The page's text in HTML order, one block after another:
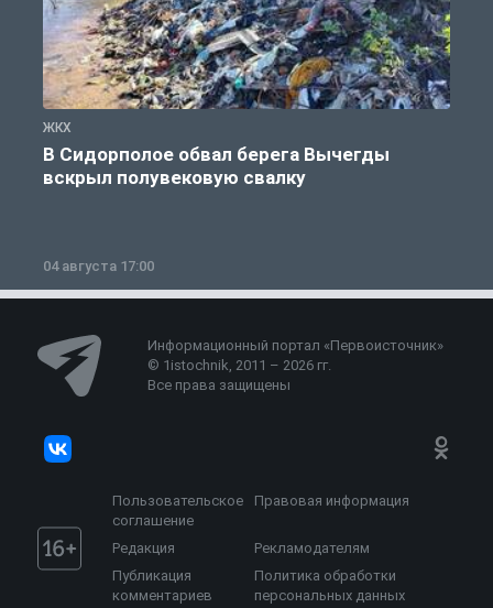
ЖКХ
В Сидорполое обвал берега Вычегды
вскрыл полувековую свалку
04 августа 17:00
Информационный портал «Первоисточник»
© 1istochnik, 2011 – 2026 гг.
Все права защищены
Пользовательское
соглашение
Правовая информация
Редакция
Рекламодателям
Публикация
комментариев
Политика обработки
персональных данных